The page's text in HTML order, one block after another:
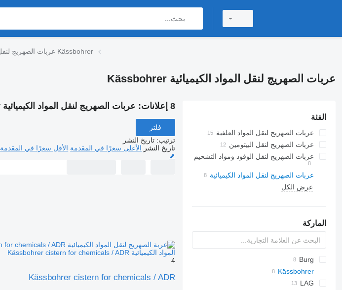
عربات الصهريج لنقل المواد الكيميائية Kässbohrer
عربات الصهريج لنقل المواد الكيميائية Kässbohrer
الفئة
عربات الصهريج لنقل المواد العلفية
عربات الصهريج لنقل البيتومين
عربات الصهريج لنقل الوقود ومواد التشحيم
عربات الصهريج لنقل المواد الكيميائية
عرض الكل
الماركة
Burg
TSA
Kässbohrer
STBLAG
8 إعلانات: عربات الصهريج لنقل المواد الكيميائية Kässbohrer
فلتر
ترتيب: تاريخ النشر
تاريخ النشر الأعلى سعرًا في المقدمة الأقل سعرًا في المقدمة
⬈
المواد الكيميائية Kässbohrer cistern for chemicals / ADR
4
Kässbohrer cistern for chemicals / ADR